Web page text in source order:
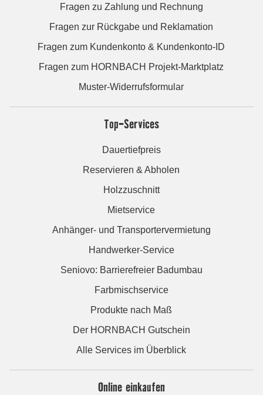
Fragen zu Zahlung und Rechnung
Fragen zur Rückgabe und Reklamation
Fragen zum Kundenkonto & Kundenkonto-ID
Fragen zum HORNBACH Projekt-Marktplatz
Muster-Widerrufsformular
Top-Services
Dauertiefpreis
Reservieren & Abholen
Holzzuschnitt
Mietservice
Anhänger- und Transportervermietung
Handwerker-Service
Seniovo: Barrierefreier Badumbau
Farbmischservice
Produkte nach Maß
Der HORNBACH Gutschein
Alle Services im Überblick
Online einkaufen